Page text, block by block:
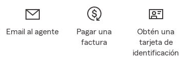
Email al agente
Pagar una
factura
Obtén una
tarjeta de
identificación